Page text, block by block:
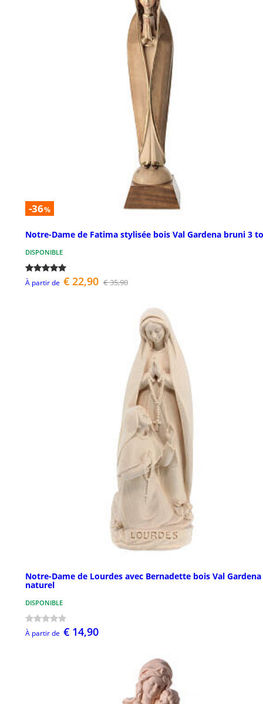
-36%
Notre-Dame de Fatima stylisée bois Val Gardena bruni 3
DISPONIBLE
À partir de € 22,90 € 35,90
Notre-Dame de Lourdes avec Bernadette bois Val Gardena
naturel
DISPONIBLE
À partir de € 14,90